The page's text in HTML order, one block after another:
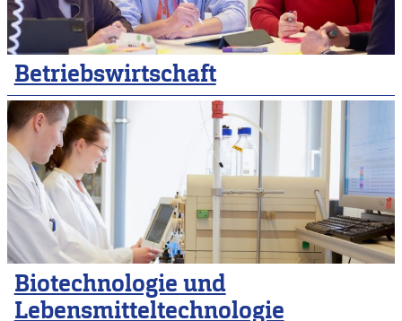
Betriebswirtschaft
Biotechnologie und
Lebensmitteltechnologie